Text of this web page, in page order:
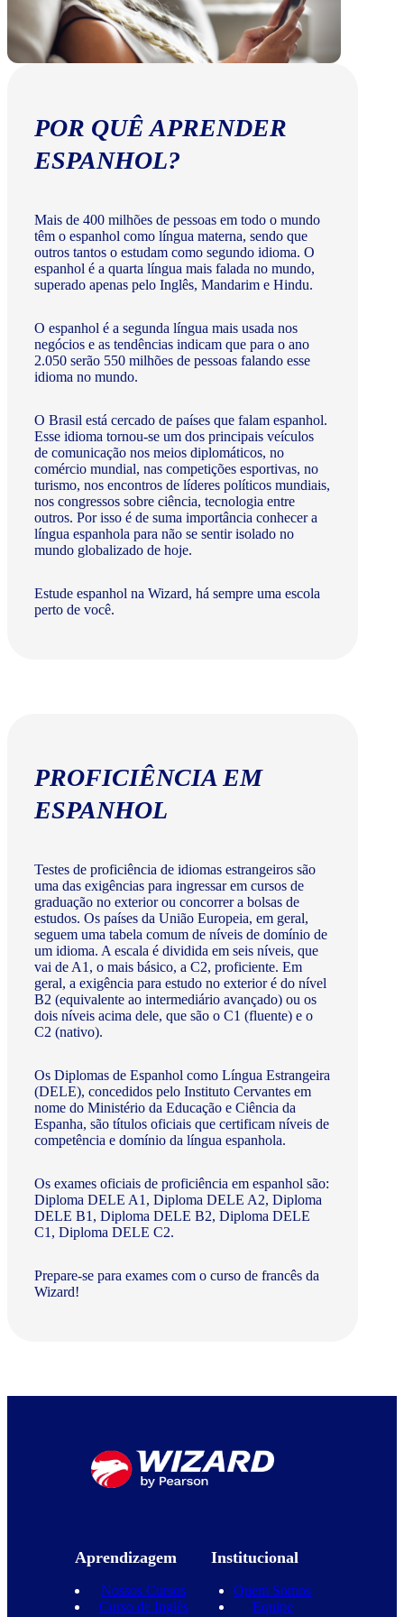
POR QUÊ APRENDER
ESPANHOL?
Mais de 400 milhões de pessoas em todo o mundo
têm o espanhol como língua materna, sendo que
outros tantos o estudam como segundo idioma. O
espanhol é a quarta língua mais falada no mundo,
superado apenas pelo Inglês, Mandarim e Hindu.
O espanhol é a segunda língua mais usada nos
negócios e as tendências indicam que para o ano
2.050 serão 550 milhões de pessoas falando esse
idioma no mundo.
O Brasil está cercado de países que falam espanhol.
Esse idioma tornou-se um dos principais veículos
de comunicação nos meios diplomáticos, no
comércio mundial, nas competições esportivas, no
turismo, nos encontros de líderes políticos mundiais,
nos congressos sobre ciência, tecnologia entre
outros. Por isso é de suma importância conhecer a
língua espanhola para não se sentir isolado no
mundo globalizado de hoje.
Estude espanhol na Wizard, há sempre uma escola
perto de você.
PROFICIÊNCIA EM
ESPANHOL
Testes de proficiência de idiomas estrangeiros são
uma das exigências para ingressar em cursos de
graduação no exterior ou concorrer a bolsas de
estudos. Os países da União Europeia, em geral,
seguem uma tabela comum de níveis de domínio de
um idioma. A escala é dividida em seis níveis, que
vai de A1, o mais básico, a C2, proficiente. Em
geral, a exigência para estudo no exterior é do nível
B2 (equivalente ao intermediário avançado) ou os
dois níveis acima dele, que são o C1 (fluente) e o
C2 (nativo).
Os Diplomas de Espanhol como Língua Estrangeira
(DELE), concedidos pelo Instituto Cervantes em
nome do Ministério da Educação e Ciência da
Espanha, são títulos oficiais que certificam níveis de
competência e domínio da língua espanhola.
Os exames oficiais de proficiência em espanhol são:
Diploma DELE A1, Diploma DELE A2, Diploma
DELE B1, Diploma DELE B2, Diploma DELE
C1, Diploma DELE C2.
Prepare-se para exames com o curso de francês da
Wizard!
Aprendizagem
Nossos Cursos
Curso de Inglês
Institucional
Quem Somos
Equipe